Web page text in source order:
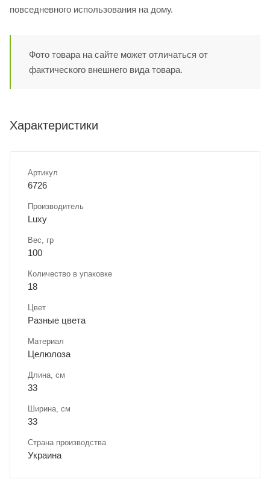
повседневного использования на дому.
Фото товара на сайте может отличаться от
фактического внешнего вида товара.
Характеристики
Артикул
6726
Производитель
Luxy
Вес, гр
100
Количество в упаковке
18
Цвет
Разные цвета
Материал
Целюлоза
Длина, cм
33
Ширина, cм
33
Страна производства
Украина